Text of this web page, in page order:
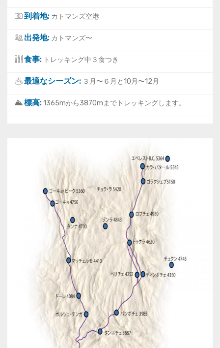
到着地: カトマンズ空港
出発地: カトマンズ〜
食事: トレッキング中３食つき
最適なシーズン: ３月〜６月と10月〜12月
標高:1365mから3870mまでトレッキングします。